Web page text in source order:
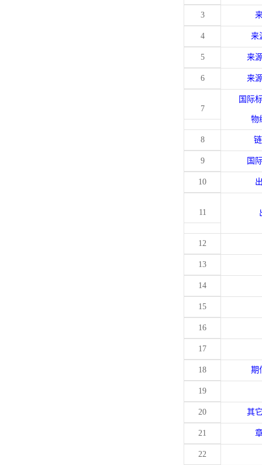
3
4 来
5 来
6 来
7
国际
物
8
9 国
10
11
12
13
14
15
16
17
18 期
19
20 其
21
22